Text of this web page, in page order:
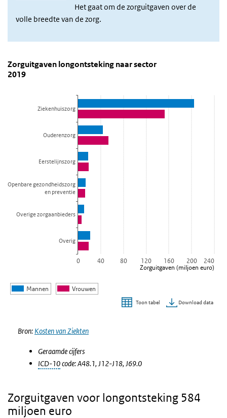
Het gaat om de zorguitgaven over de
volle breedte van de zorg.
Zorguitgaven longontsteking naar sector
Sla de grafiek 'Zorguitgaven longontsteking naar sector 2019'
Zorguitgaven longontsteking naar sector 2019
Staaf grafiek met 2 reeksen.
De grafiek heeft 1 X-as die categories weergeeft.
De grafiek heeft 1 Y-as die Zorguitgaven (miljoen euro) weergeeft.
Zorguitgaven (miljoen euro)
Zorguitgaven longontsteking naar sector
2019
Mannen Vrouwen
0 40 80 120 160 200 240
Ziekenhuiszorg
Ouderenzorg
Eerstelijnszorg
Openbare gezondheidszorg
en preventie
Overige zorgaanbieders
Overig
Toon tabel Download data
Bron: Kosten van Ziekten
Geraamde cijfers
ICD-10code: A48.1, J12-J18, J69.0
Zorguitgaven voor longontsteking 584
miljoen euro